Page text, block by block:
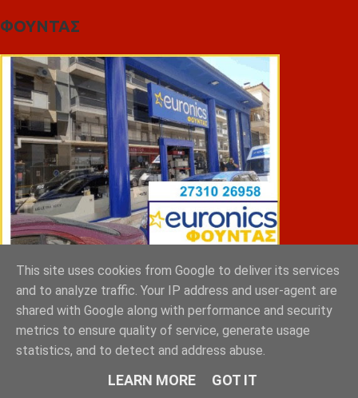
ΦΟΥΝΤΑΣ
ΣΠΥΡΑΚΗΣ ΠΑΝΑΓΙΩΤΗΣ & YIOI ΣΠΑΡΤΗ
This site uses cookies from Google to deliver its services
and to analyze traffic. Your IP address and user-agent are
shared with Google along with performance and security
metrics to ensure quality of service, generate usage
statistics, and to detect and address abuse.
LEARN MORE GOT IT